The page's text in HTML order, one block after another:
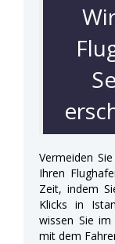
Vermeiden
Ihren
Zeit, indem
Klicks in
wissen Sie
mit dem